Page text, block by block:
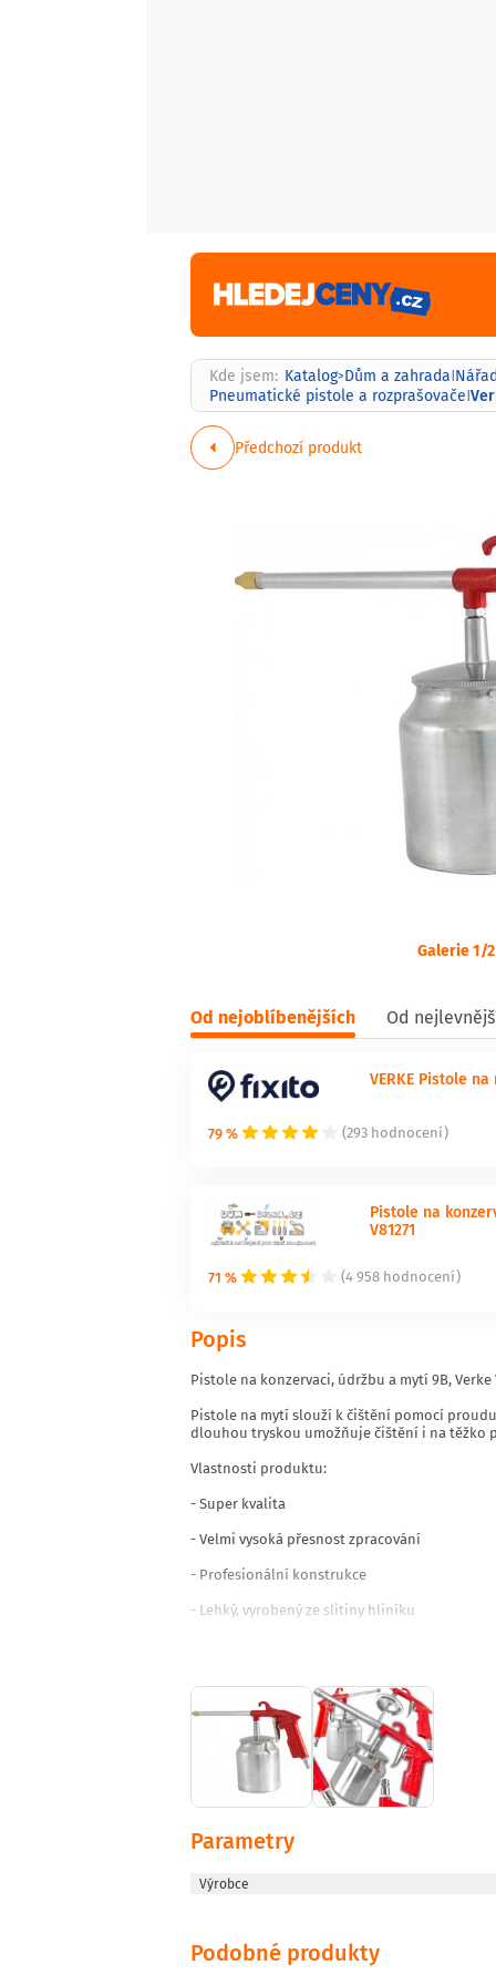
Kde jsem: Katalog>Dům a zahrada|
Pneumatické pistole a rozprašovače|
Předchozí produkt
Galerie 1/2
Od nejoblíbenějších Od
79 % (293 hodnocení)
VERKE Pistole na
71 % (4 958 hodnocení)
Pistole na
V81271
Popis
Pistole na konzervaci, údržbu a mytí 9B, Verke
Pistole na mytí slouží k čištění pomocí
dlouhou tryskou umožňuje čištění i na těžko
Vlastnosti produktu:
- Super kvalita
- Velmi vysoká přesnost zpracování
- Profesionální konstrukce
- Lehký, vyrobený ze slitiny hliníku
- Může pracovat s malými kompresory
Technické údaje:
- Nádrž: 650 ml
- Připojení: 1/4'
Parametry
Výrobce
Podobné produkty